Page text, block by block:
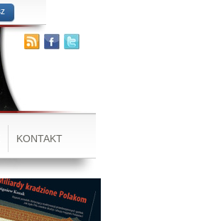
KONTAKT